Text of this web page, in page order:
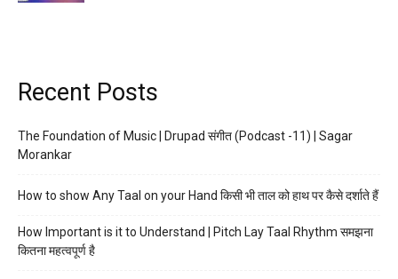
Recent Posts
The Foundation of Music | Drupad संगीत (Podcast -11) | Sagar
Morankar
How to show Any Taal on your Hand किसी भी ताल को हाथ पर कैसे दर्शाते हैं
How Important is it to Understand | Pitch Lay Taal Rhythm समझना
कितना महत्वपूर्ण है